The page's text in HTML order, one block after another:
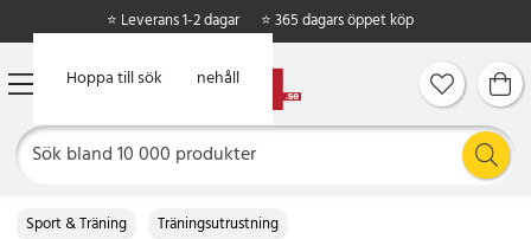
Hoppa till huvudinnehåll
Hoppa till sök
⭐ Leverans 1-2 dagar ⭐ 365 dagars öppet köp
Sport & Träning Träningsutrustning